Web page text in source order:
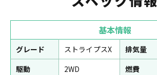
基本情報
グレード ストライプスX 排気量
駆動
2WD 燃費